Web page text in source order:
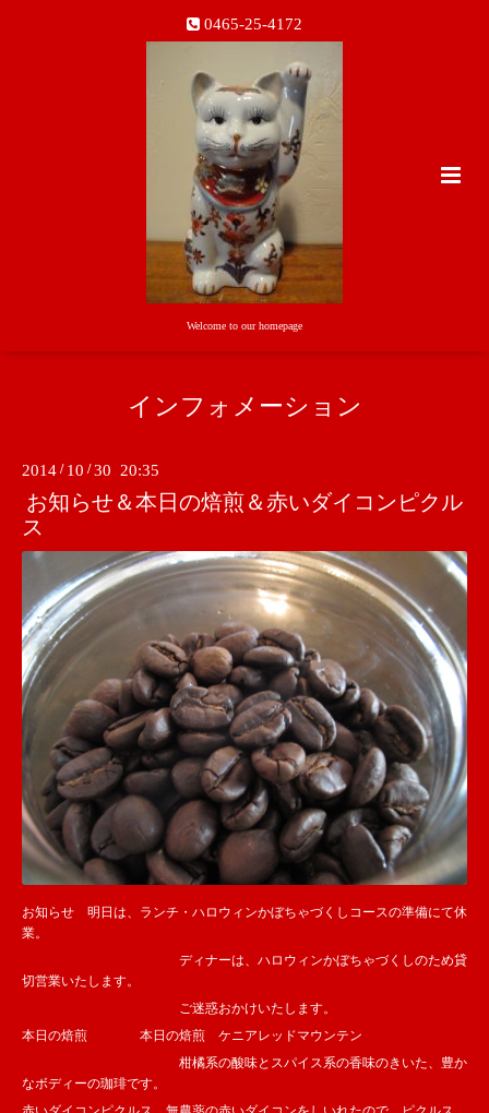
0465-25-4172
Welcome to our homepage
インフォメーション
2014 / 10 /30 20:35
お知らせ＆本日の焙煎＆赤いダイコンピクル
ス
お知らせ 明日は、ランチ・ハロウィンかぼちゃづくしコースの準備にて休
業。
ディナーは、ハロウィンかぼちゃづくしのため貸
切営業いたします。
ご迷惑おかけいたします。
本日の焙煎 本日の焙煎 ケニアレッドマウンテン
柑橘系の酸味とスパイス系の香味のきいた、豊か
なボディーの珈琲です。